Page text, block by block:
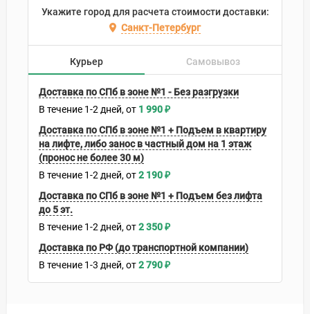
Укажите город для расчета стоимости доставки:
Санкт-Петербург
Курьер Самовывоз
Доставка по СПб в зоне №1 - Без разгрузки
В течение 1-2 дней 1 990₽
Доставка по СПб в зоне №1 + Подъем в квартиру
на лифте, либо занос в частный дом на 1 этаж
(пронос не более 30 м)
В течение 1-2 дней 2 190₽
Доставка по СПб в зоне №1 + Подъем без лифта
до 5 эт.
В течение 1-2 дней 2 350₽
Доставка по РФ (до транспортной компании)
В течение 1-3 дней 2 790₽